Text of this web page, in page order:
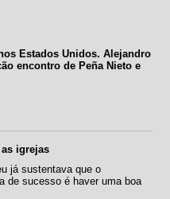
Estados Unidos. Alejandro
encontro de Peña Nieto e
igrejas
já sustentava que o
de sucesso é haver uma boa